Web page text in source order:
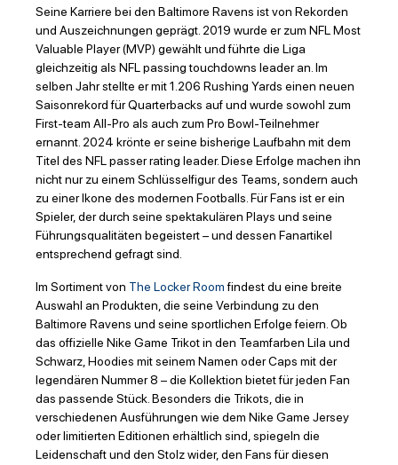
Seine Karriere bei den Baltimore Ravens ist von Rekorden
und Auszeichnungen geprägt. 2019 wurde er zum NFL Most
Valuable Player (MVP) gewählt und führte die Liga
gleichzeitig als NFL passing touchdowns leader an. Im
selben Jahr stellte er mit 1.206 Rushing Yards einen neuen
Saisonrekord für Quarterbacks auf und wurde sowohl zum
First-team All-Pro als auch zum Pro Bowl-Teilnehmer
ernannt. 2024 krönte er seine bisherige Laufbahn mit dem
Titel des NFL passer rating leader. Diese Erfolge machen ihn
nicht nur zu einem Schlüsselfigur des Teams, sondern auch
zu einer Ikone des modernen Footballs. Für Fans ist er ein
Spieler, der durch seine spektakulären Plays und seine
Führungsqualitäten begeistert – und dessen Fanartikel
entsprechend gefragt sind.
Im Sortiment von The Locker Roomfindest du eine breite
Auswahl an Produkten, die seine Verbindung zu den
Baltimore Ravens und seine sportlichen Erfolge feiern. Ob
das offizielle Nike Game Trikot in den Teamfarben Lila und
Schwarz, Hoodies mit seinem Namen oder Caps mit der
legendären Nummer 8 – die Kollektion bietet für jeden Fan
das passende Stück. Besonders die Trikots, die in
verschiedenen Ausführungen wie dem Nike Game Jersey
oder limitierten Editionen erhältlich sind, spiegeln die
Leidenschaft und den Stolz wider, den Fans für diesen